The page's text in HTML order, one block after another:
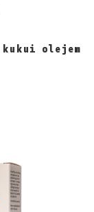
kukui olejem